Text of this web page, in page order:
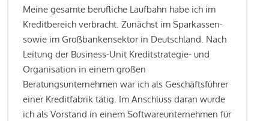
Meine gesamte berufliche Laufbahn habe ich im
Kreditbereich verbracht. Zunächst im Sparkassen-
sowie im Großbankensektor in Deutschland. Nach
Leitung der Business-Unit Kreditstrategie- und
Organisation in einem großen
Beratungsunternehmen war ich als Geschäftsführer
einer Kreditfabrik tätig. Im Anschluss daran wurde
ich als Vorstand in einem Softwareunternehmen für